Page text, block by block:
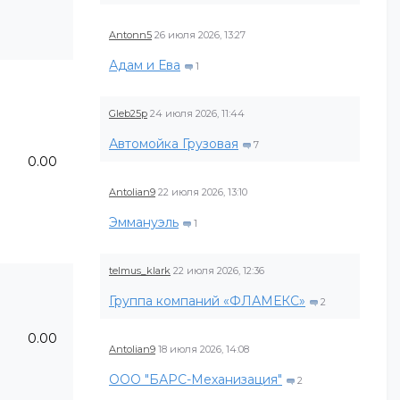
Antonn5 26 июля 2026, 13:27
Адам и Ева 1
Gleb25p 24 июля 2026, 11:44
Автомойка Грузовая 7
Antolian9 22 июля 2026, 13:10
Эммануэль 1
telmus_klark 22 июля 2026, 12:36
Группа компаний «ФЛАМЕКС» 2
Antolian9 18 июля 2026, 14:08
ООО "БАРС-Механизация" 2
0.00
0.00